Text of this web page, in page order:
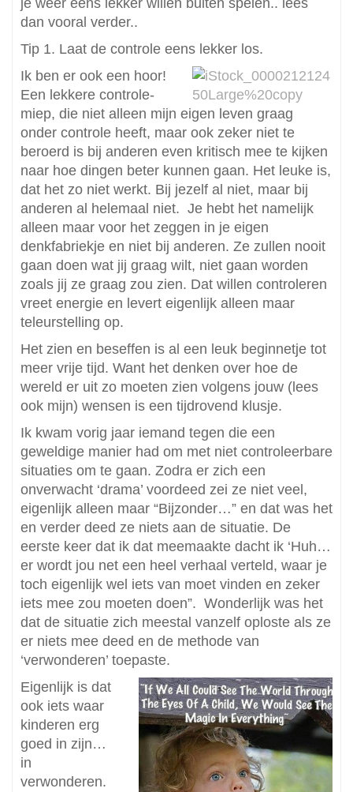
je weer eens lekker willen buiten spelen.. lees
dan vooral verder..
Tip 1. Laat de controle eens lekker los.
Ik ben er ook een hoor!
Een lekkere controle-
miep, die niet alleen mijn eigen leven graag
onder controle heeft, maar ook zeker niet te
beroerd is bij anderen even kritisch mee te kijken
naar hoe dingen beter kunnen gaan. Het leuke is,
dat het zo niet werkt. Bij jezelf al niet, maar bij
anderen al helemaal niet. Je hebt het namelijk
alleen maar voor het zeggen in je eigen
denkfabriekje en niet bij anderen. Ze zullen nooit
gaan doen wat jij graag wilt, niet gaan worden
zoals jij ze graag zou zien. Dat willen controleren
vreet energie en levert eigenlijk alleen maar
teleurstelling op.
Het zien en beseffen is al een leuk beginnetje tot
meer vrije tijd. Want het denken over hoe de
wereld er uit zo moeten zien volgens jouw (lees
ook mijn) wensen is een tijdrovend klusje.
Ik kwam vorig jaar iemand tegen die een
geweldige manier had om met niet controleerbare
situaties om te gaan. Zodra er zich een
onverwacht ‘drama’ voordeed zei ze niet veel,
eigenlijk alleen maar “Bijzonder…” en dat was het
en verder deed ze niets aan de situatie. De
eerste keer dat ik dat meemaakte dacht ik ‘Huh…
er wordt jou net een heel verhaal verteld, waar je
toch eigenlijk wel iets van moet vinden en zeker
iets mee zou moeten doen”. Wonderlijk was het
dat de situatie zich meestal vanzelf oploste als ze
er niets mee deed en de methode van
‘verwonderen’ toepaste.
Eigenlijk is dat
ook iets waar
kinderen erg
goed in zijn…
in
verwonderen.